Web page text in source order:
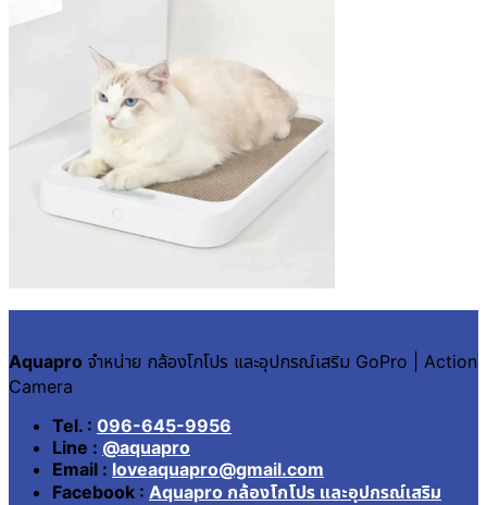
Aquapro จำหน่าย กล้องโกโปร และอุปกรณ์เสริม GoPro | Action
Camera
Tel. : 096-645-9956
Line : @aquapro
Email : loveaquapro@gmail.com
Facebook : Aquapro กล้องโกโปร และอุปกรณ์เสริม